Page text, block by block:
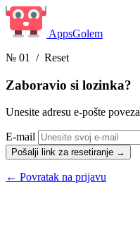
AppsGolem
№ 01
/ Reset
Zaboravio si lozinka?
Unesite adresu e-pošte
E-mail
Pošalji link za resetiranje →
← Povratak na prijavu